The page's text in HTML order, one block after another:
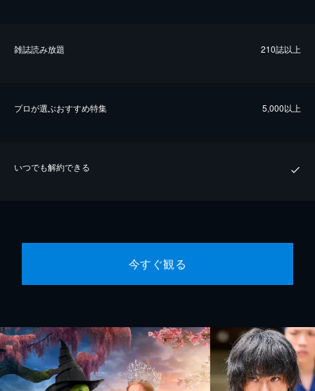
雑誌読み放題 210誌以上
プロが選ぶおすすめ特集 5,000以上
いつでも解約できる
今すぐ観る